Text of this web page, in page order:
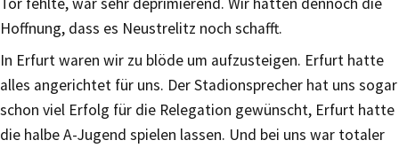
Hoffnung, dass es Neustrelitz noch schafft.
In Erfurt waren wir zu blöde um aufzusteigen. Erfurt hatte
alles angerichtet für uns. Der Stadionsprecher hat uns sogar
schon viel Erfolg für die Relegation gewünscht, Erfurt hatte
die halbe A-Jugend spielen lassen. Und bei uns war totaler